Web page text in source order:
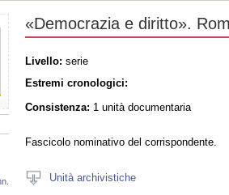
«Democrazia e diritto».
Livello: serie
Estremi cronologici:
Consistenza: 1 unità documentaria
Fascicolo nominativo del corrispondente.
Unità archivistiche